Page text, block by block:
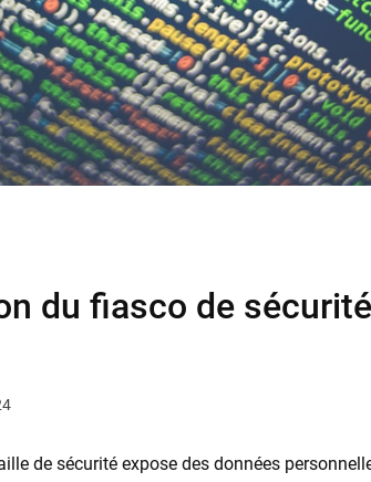
du fiasco de
de sécurité expose des données